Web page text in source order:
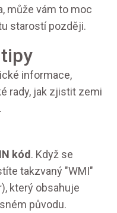
může vám to moc
starostí později.
informace,
rady, jak zjistit zemi
.
kód . Když se
takzvaný "WMI"
který obsahuje
původu.